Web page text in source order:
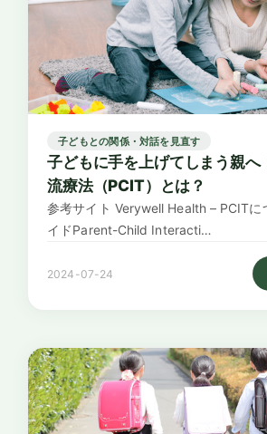
子どもとの関係・対話を見直す
子どもに手を上げてしまう親へ
流療法（PCIT）とは？
参考サイト Verywell Health – PCITに
イドParent-Child Interacti…
2024-07-24